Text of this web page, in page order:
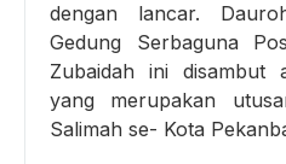
dengan lancar.
Gedung Serbaguna
Zubaidah ini disambut
yang merupakan
Salimah se- Kota